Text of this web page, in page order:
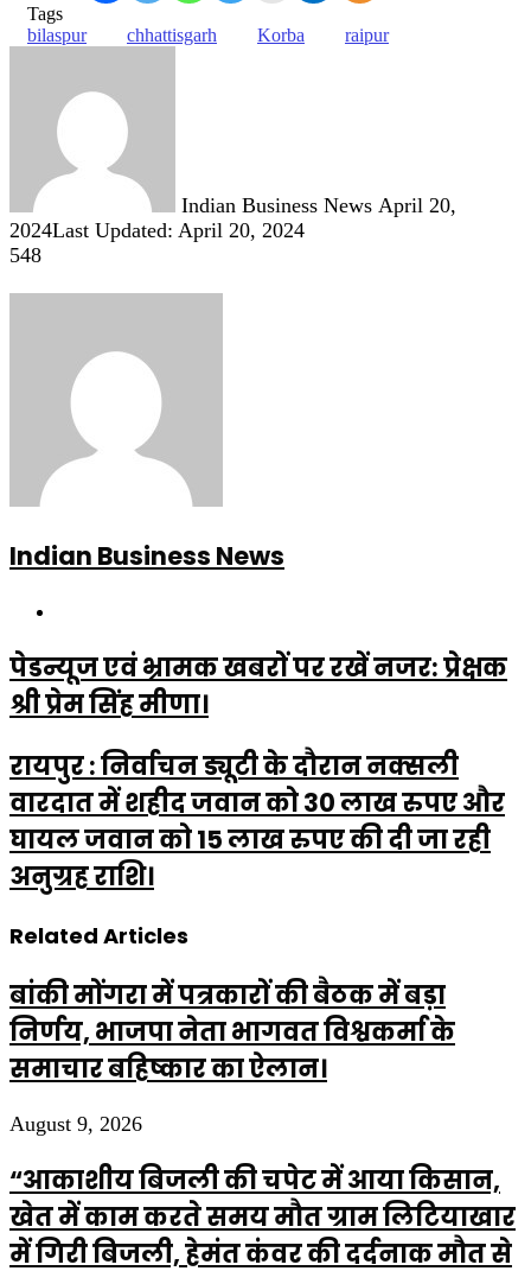
Tags
bilaspur
chhattisgarh Korba raipur
Indian Business News April 20,
2024Last Updated: April 20, 2024
548
Indian Business News
पेडन्यूज एवं भ्रामक खबरों पर रखें नजर: प्रेक्षक
श्री प्रेम सिंह मीणा।
रायपुर : निर्वाचन ड्यूटी के दौरान नक्सली
वारदात में शहीद जवान को 30 लाख रुपए और
घायल जवान को 15 लाख रुपए की दी जा रही
अनुग्रह राशि।
Related Articles
बांकी मोंगरा में पत्रकारों की बैठक में बड़ा
निर्णय, भाजपा नेता भागवत विश्वकर्मा के
समाचार बहिष्कार का ऐलान।
August 9, 2026
“आकाशीय बिजली की चपेट में आया किसान,
खेत में काम करते समय मौत ग्राम लिटियाखार
में गिरी बिजली, हेमंत कंवर की दर्दनाक मौत से